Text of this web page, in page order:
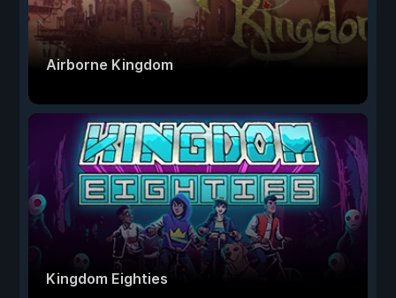
Airborne Kingdom
Kingdom Eighties